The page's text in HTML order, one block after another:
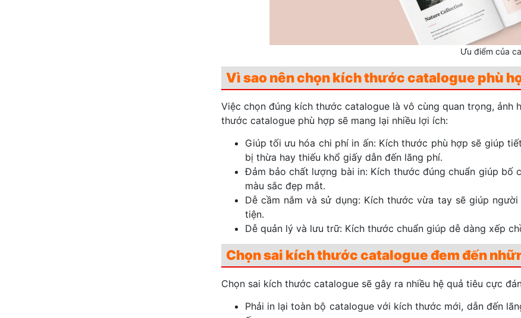
Ưu điểm của
Vì sao nên chọn kích thước catalogue phù
Việc chọn đúng kích thước catalogue là vô cùng quan trọng,
thước catalogue phù hợp sẽ mang lại nhiều lợi ích:
Giúp tối ưu hóa chi phí in ấn: Kích thước phù hợp sẽ giúp
bị thừa hay thiếu khổ giấy dẫn đến lãng phí.
Đảm bảo chất lượng bài in: Kích thước đúng chuẩn giúp bố
màu sắc đẹp mắt.
Dễ cầm nắm và sử dụng: Kích thước vừa tay sẽ giúp
tiện.
Dễ quản lý và lưu trữ: Kích thước chuẩn giúp dễ dàng xếp
Chọn sai kích thước catalogue đem đến
Chọn sai kích thước catalogue sẽ gây ra nhiều hệ quả tiêu cực
Phải in lại toàn bộ catalogue với kích thước mới, dẫn đến